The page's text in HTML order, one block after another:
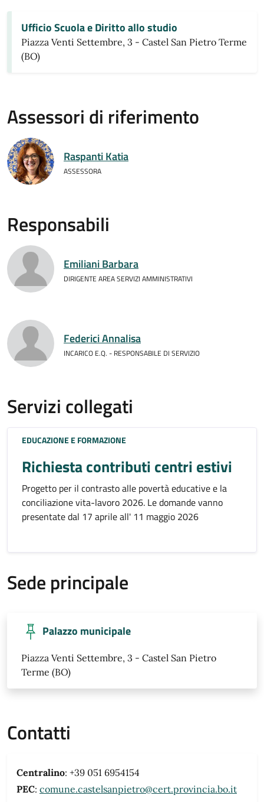
Ufficio Scuola e Diritto allo studio
Piazza Venti Settembre, 3 - Castel San Pietro Terme
(BO)
Assessori di riferimento
Raspanti Katia
ASSESSORA
Responsabili
Emiliani Barbara
DIRIGENTE AREA SERVIZI AMMINISTRATIVI
Federici Annalisa
INCARICO E.Q. - RESPONSABILE DI SERVIZIO
Servizi collegati
EDUCAZIONE E FORMAZIONE
Richiesta contributi centri estivi
Progetto per il contrasto alle povertà educative e la
conciliazione vita-lavoro 2026. Le domande vanno
presentate dal 17 aprile all' 11 maggio 2026
Sede principale
Palazzo municipale
Piazza Venti Settembre, 3 - Castel San Pietro
Terme (BO)
Contatti
Centralino: +39 051 6954154
PEC: comune.castelsanpietro@cert.provincia.bo.it